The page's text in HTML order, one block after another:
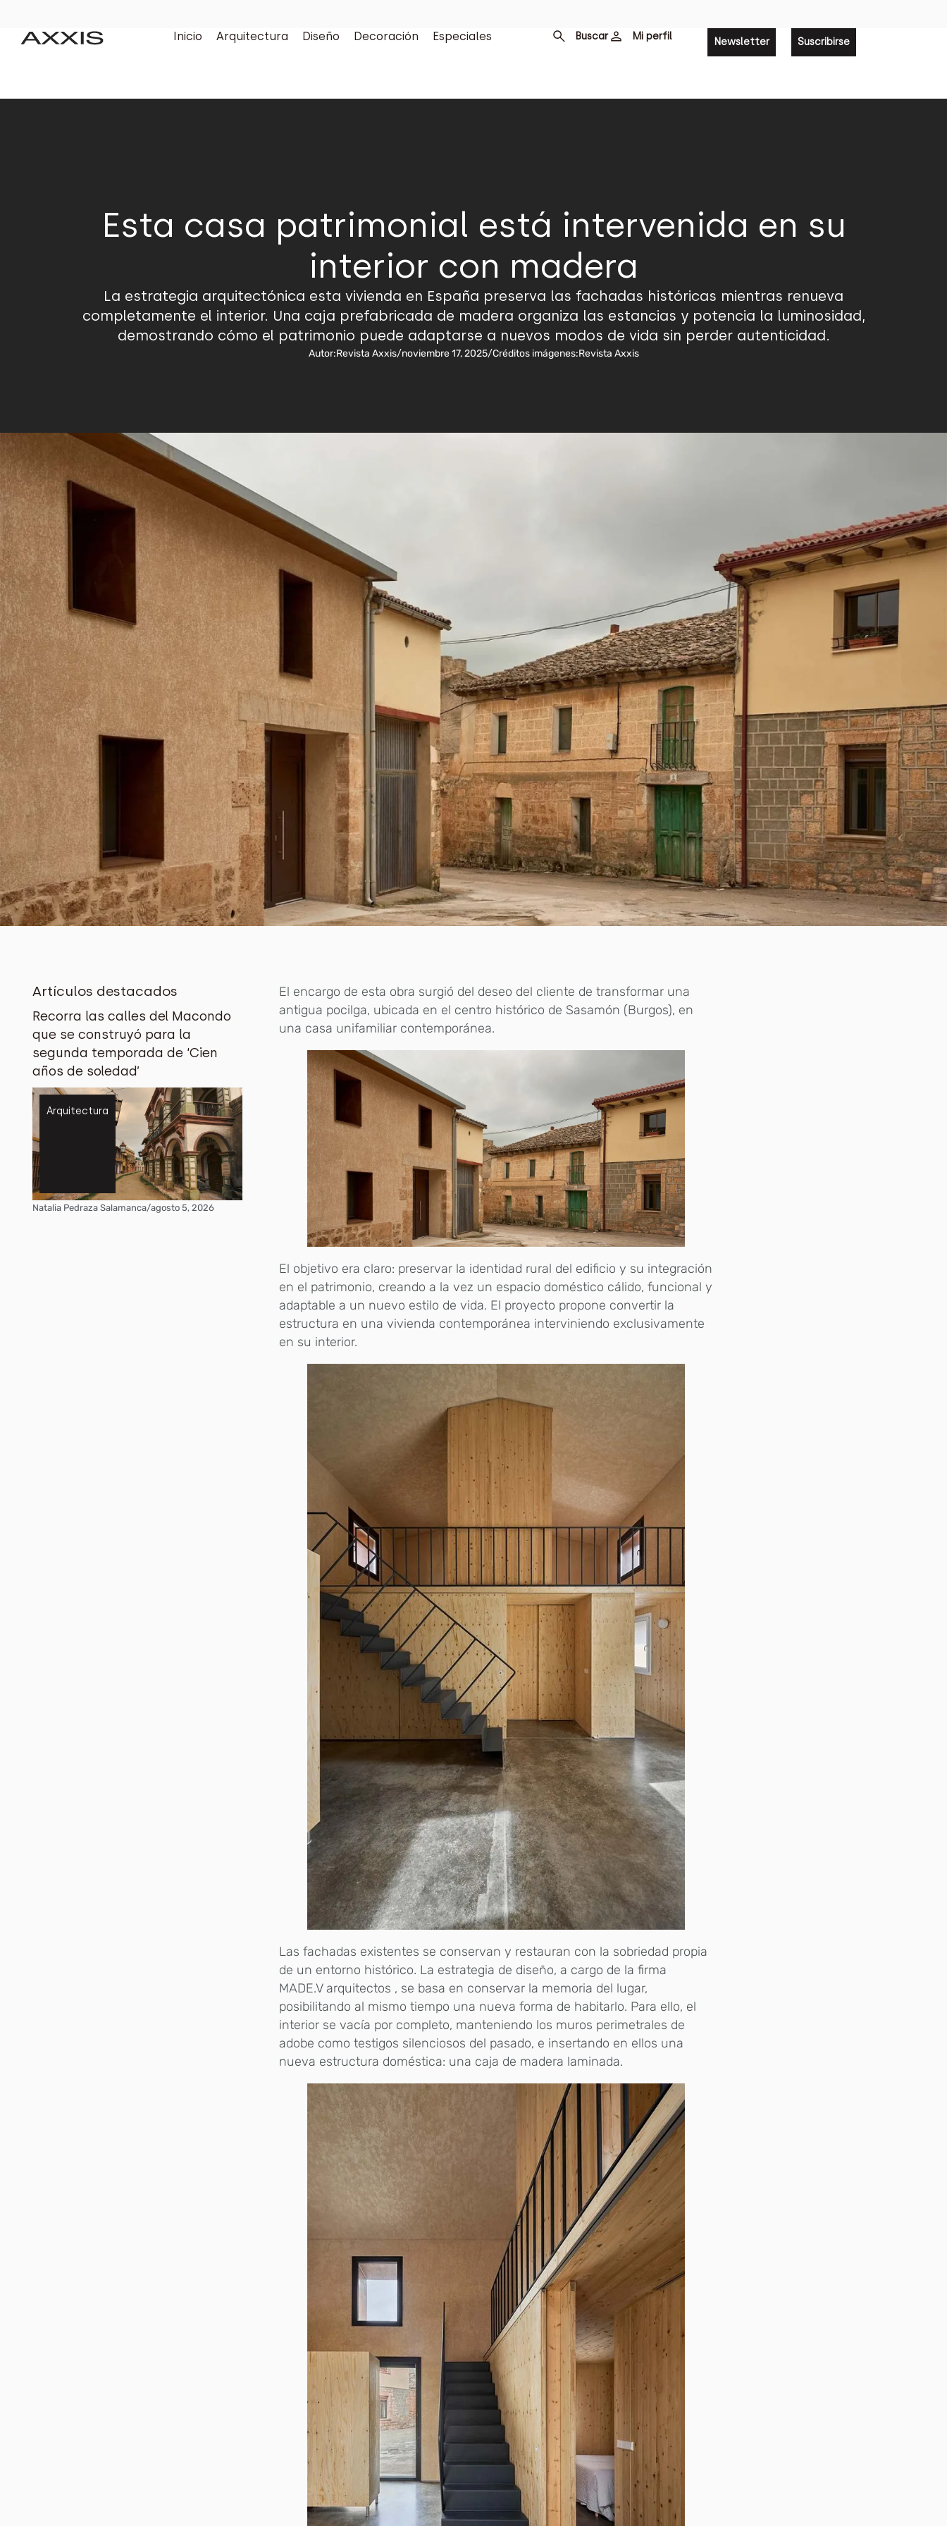
Inicio Arquitectura Diseño Decoración Especiales Buscar Mi perfil Newsletter Suscribirse
Esta casa patrimonial está intervenida en su
interior con madera
La estrategia arquitectónica esta vivienda en España preserva las fachadas históricas mientras renueva
completamente el interior. Una caja prefabricada de madera organiza las estancias y potencia la luminosidad,
demostrando cómo el patrimonio puede adaptarse a nuevos modos de vida sin perder autenticidad.
Autor:Revista Axxis/noviembre 17, 2025/Créditos imágenes:Revista Axxis
Artículos destacados
Recorra las calles del Macondo
que se construyó para la
segunda temporada de ‘Cien
años de soledad’
Arquitectura
Natalia Pedraza Salamanca/agosto 5, 2026
El encargo de esta obra surgió del deseo del cliente de transformar una
antigua pocilga, ubicada en el centro histórico de Sasamón (Burgos), en
una casa unifamiliar contemporánea.
El objetivo era claro: preservar la identidad rural del edificio y su integración
en el patrimonio, creando a la vez un espacio doméstico cálido, funcional y
adaptable a un nuevo estilo de vida. El proyecto propone convertir la
estructura en una vivienda contemporánea interviniendo exclusivamente
en su interior.
Las fachadas existentes se conservan y restauran con la sobriedad propia
de un entorno histórico. La estrategia de diseño, a cargo de la firma
MADE.V arquitectos , se basa en conservar la memoria del lugar,
posibilitando al mismo tiempo una nueva forma de habitarlo. Para ello, el
interior se vacía por completo, manteniendo los muros perimetrales de
adobe como testigos silenciosos del pasado, e insertando en ellos una
nueva estructura doméstica: una caja de madera laminada.